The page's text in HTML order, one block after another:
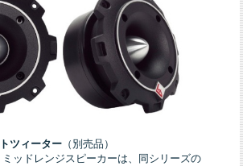
ツィーター （別売品）
ッドレンジスピーカーは、同シリーズの